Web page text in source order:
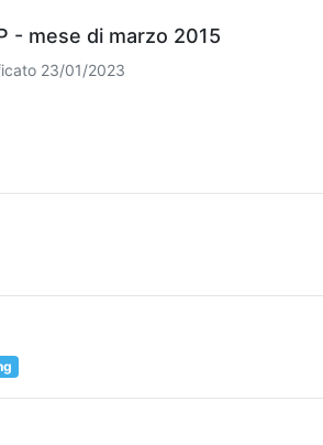
- mese di marzo 2015
23/01/2023